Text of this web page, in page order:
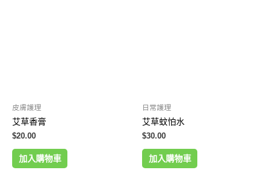
皮膚護理
艾草香膏
$20.00
加入購物車
日常護理
艾草蚊怕水
$30.00
加入購物車